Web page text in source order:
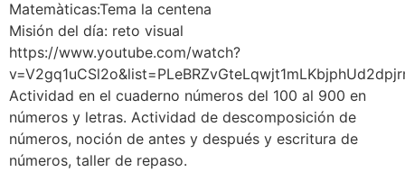
Matemàticas:Tema la centena
Misión del día: reto visual
https://www.youtube.com/watch?
Actividad en el cuaderno números del 100 al 900 en
números y letras. Actividad de descomposición de
números, noción de antes y después y escritura de
números, taller de repaso.